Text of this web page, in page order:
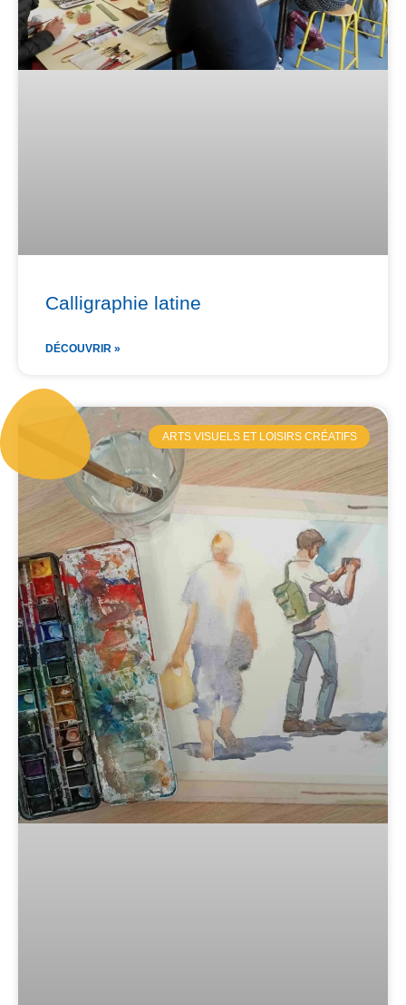
Calligraphie latine
DÉCOUVRIR »
ARTS VISUELS ET LOISIRS CRÉATIFS